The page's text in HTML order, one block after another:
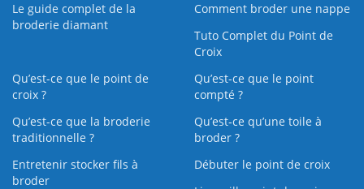
Le guide complet de la
broderie diamant
Comment broder une nappe
Tuto Complet du Point de
Croix
Qu’est-ce que le point de
croix ?
Qu’est-ce que le point
compté ?
Qu’est-ce que la broderie
traditionnelle ?
Qu’est‑ce qu’une toile à
broder ?
Entretenir stocker fils à
broder
Débuter le point de croix